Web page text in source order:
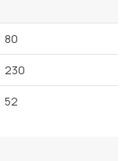
80
230
52